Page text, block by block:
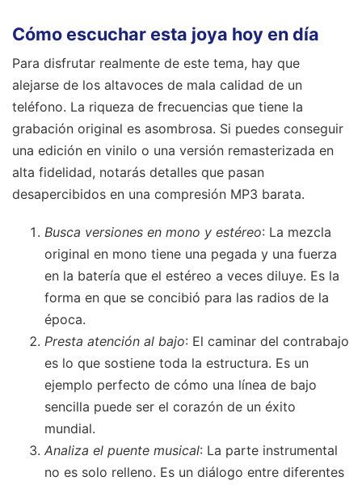
Cómo escuchar esta joya hoy en día
Para disfrutar realmente de este tema, hay que
alejarse de los altavoces de mala calidad de un
teléfono. La riqueza de frecuencias que tiene la
grabación original es asombrosa. Si puedes conseguir
una edición en vinilo o una versión remasterizada en
alta fidelidad, notarás detalles que pasan
desapercibidos en una compresión MP3 barata.
Busca versiones en mono y estéreo: La mezcla
original en mono tiene una pegada y una fuerza
en la batería que el estéreo a veces diluye. Es la
forma en que se concibió para las radios de la
época.
Presta atención al bajo: El caminar del contrabajo
es lo que sostiene toda la estructura. Es un
ejemplo perfecto de cómo una línea de bajo
sencilla puede ser el corazón de un éxito
mundial.
Analiza el puente musical: La parte instrumental
no es solo relleno. Es un diálogo entre diferentes